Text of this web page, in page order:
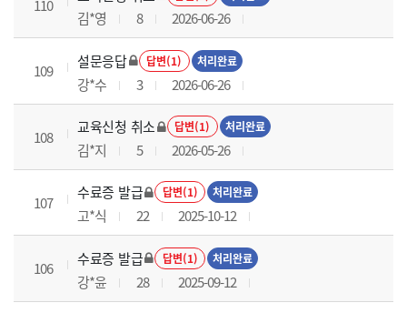
110
김*영 8 2026-06-26
109
설문응답 답변(1) 처리완료
강*수 3 2026-06-26
108
교육신청 취소 답변(1) 처리완료
김*지 5 2026-05-26
107
수료증 발급 답변(1) 처리완료
고*식 22 2025-10-12
106
수료증 발급 답변(1) 처리완료
강*윤 28 2025-09-12